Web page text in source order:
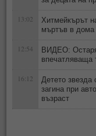
13:02
Хитмейкърът
мъртъв в
12:54
ВИДЕО:
впечатляваща
16:12
Детето звезда
загина при
възраст